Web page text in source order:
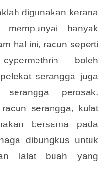
digunakan kerana
banyak
hal ini, racun seperti
boleh
serangga juga
serangga perosak.
serangga, kulat
bersama pada
dibungkus untuk
lalat buah yang